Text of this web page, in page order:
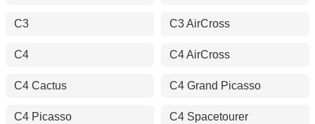
C3 C3 AirCross
C4 C4 AirCross
C4 Cactus C4 Grand Picasso
C4 Picasso C4 Spacetourer